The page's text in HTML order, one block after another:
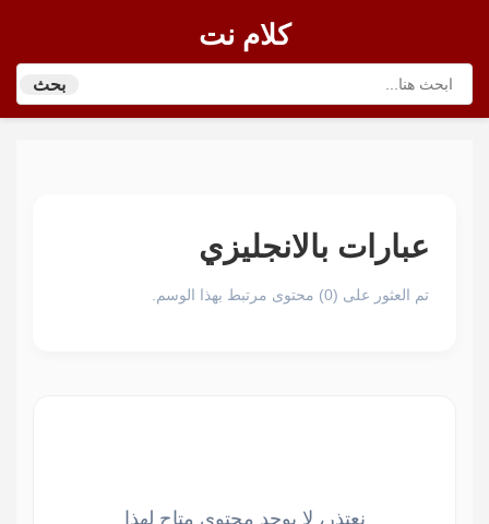
كلام نت
بحث
عبارات بالانجليزي
تم العثور على (0) محتوى مرتبط بهذا الوسم.
نعتذر، لا يوجد محتوى متاح لهذا